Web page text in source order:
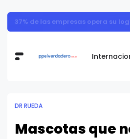
DR RUEDA
Mascotas que